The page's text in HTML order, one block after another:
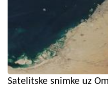
Satelitske snimke uz